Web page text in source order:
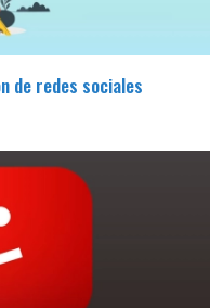
de redes sociales